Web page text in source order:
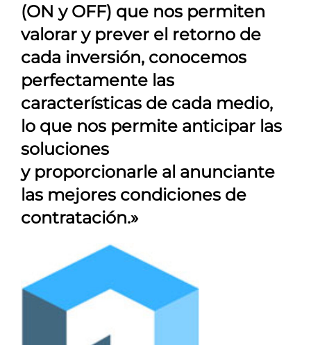
(ON y OFF) que nos permiten
valorar y prever el retorno de
cada inversión, conocemos
perfectamente las
características de cada medio,
lo que nos permite anticipar las
soluciones
y proporcionarle al anunciante
las mejores condiciones de
contratación.»